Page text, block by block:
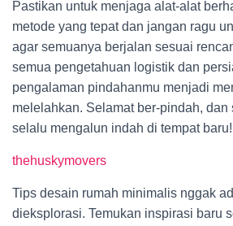
Pastikan untuk menjaga alat-alat
metode yang tepat dan jangan ragu
agar semuanya berjalan sesuai
semua pengetahuan logistik dan
pengalaman pindahanmu menjadi
melelahkan. Selamat ber-pindah, dan
selalu mengalun indah di tempat baru!
thehuskymovers
Tips desain rumah minimalis nggak
dieksplorasi. Temukan inspirasi baru